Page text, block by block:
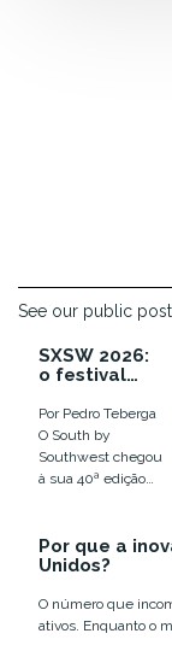
See our public
SXSW 2026:
o festival
as
tendências e
colocou o
humano em
xeque
Por Pedro Teberga
O South by
Southwest chegou
à sua 40ª edição
Por que a
Unidos?
O número que incomoda Cento e sessenta milhões
ativos. Enquanto o